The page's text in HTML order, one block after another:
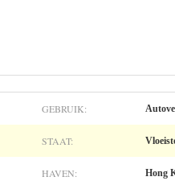
GEBRUIK:
STAAT:
HAVEN: Hong